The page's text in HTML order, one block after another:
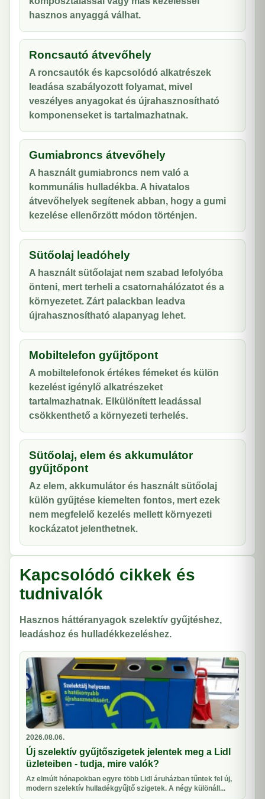
hasznos anyaggá válhat.
Roncsautó átvevőhely
A roncsautók és kapcsolódó alkatrészek
leadása szabályozott folyamat, mivel
veszélyes anyagokat és újrahasznosítható
komponenseket is tartalmazhatnak.
Gumiabroncs átvevőhely
A használt gumiabroncs nem való a
kommunális hulladékba. A hivatalos
átvevőhelyek segítenek abban, hogy a gumi
kezelése ellenőrzött módon történjen.
Sütőolaj leadóhely
A használt sütőolajat nem szabad lefolyóba
önteni, mert terheli a csatornahálózatot és a
környezetet. Zárt palackban leadva
újrahasznosítható alapanyag lehet.
Mobiltelefon gyűjtőpont
A mobiltelefonok értékes fémeket és külön
kezelést igénylő alkatrészeket
tartalmazhatnak. Elkülönített leadással
csökkenthető a környezeti terhelés.
Sütőolaj, elem és akkumulátor
gyűjtőpont
Az elem, akkumulátor és használt sütőolaj
külön gyűjtése kiemelten fontos, mert ezek
nem megfelelő kezelés mellett környezeti
kockázatot jelenthetnek.
Kapcsolódó cikkek és
tudnivalók
Hasznos háttéranyagok szelektív gyűjtéshez,
leadáshoz és hulladékkezeléshez.
2026.08.06.
Új szelektív gyűjtőszigetek jelentek meg a Lidl
üzleteiben - tudja, mire valók?
Az elmúlt hónapokban egyre több Lidl áruházban tűntek fel új,
modern szelektív hulladékgyűjtő szigetek. A négy különáll...